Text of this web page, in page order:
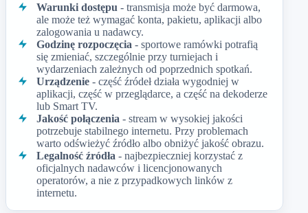
Warunki dostępu - transmisja może być darmowa,
ale może też wymagać konta, pakietu, aplikacji albo
zalogowania u nadawcy.
Godzinę rozpoczęcia - sportowe ramówki potrafią
się zmieniać, szczególnie przy turniejach i
wydarzeniach zależnych od poprzednich spotkań.
Urządzenie - część źródeł działa wygodniej w
aplikacji, część w przeglądarce, a część na dekoderze
lub Smart TV.
Jakość połączenia - stream w wysokiej jakości
potrzebuje stabilnego internetu. Przy problemach
warto odświeżyć źródło albo obniżyć jakość obrazu.
Legalność źródła - najbezpieczniej korzystać z
oficjalnych nadawców i licencjonowanych
operatorów, a nie z przypadkowych linków z
internetu.